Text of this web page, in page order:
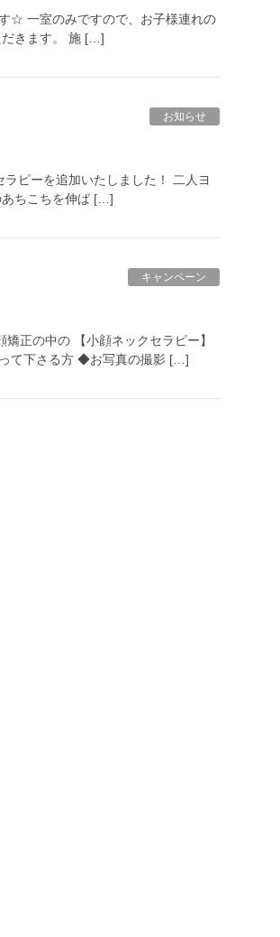
☆ 一室のみですので、お子様連れの
だきます。 施 […]
お知らせ
ピーを追加いたしました！ 二人ヨ
あちこちを伸ば […]
キャンペーン
正の中の 【小顔ネックセラピー】
て下さる方 ◆お写真の撮影 […]